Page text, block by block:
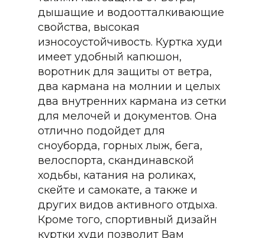
дышащие и водоотталкивающие
свойства, высокая
износоустойчивость. Куртка худи
имеет удобный капюшон,
воротник для защиты от ветра,
два кармана на молнии и целых
два внутренних кармана из сетки
для мелочей и документов. Она
отлично подойдет для
сноуборда, горных лыж, бега,
велоспорта, скандинавской
ходьбы, катания на роликах,
скейте и самокате, а также и
других видов активного отдыха.
Кроме того, спортивный дизайн
куртки худи позволит Вам